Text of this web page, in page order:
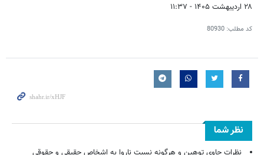
۲۸ اردیبهشت ۱۴۰۵ - ۱۱:۳۷
کد مطلب: 80930
نظر شما
نظرات حاوی توهین و هرگونه نسبت ناروا به اشخاص حقیقی و حقوقی